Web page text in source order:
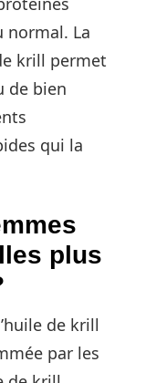
normal. La
krill permet
de bien
qui la
plus
de krill
par les